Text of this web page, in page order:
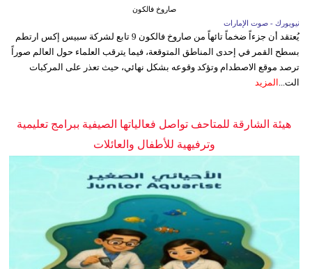
صاروخ فالكون
نيويورك - صوت الإمارات
يُعتقد أن جزءاً ضخماً تائهاً من صاروخ فالكون 9 تابع لشركة سبيس إكس ارتطم
بسطح القمر في إحدى المناطق المتوقعة، فيما يترقب العلماء حول العالم صوراً
ترصد موقع الاصطدام وتؤكد وقوعه بشكل نهائي، حيث تعذر على المركبات
الت...
المزيد
هيئة الشارقة للمتاحف تواصل فعالياتها الصيفية ببرامج تعليمية
وترفيهية للأطفال والعائلات